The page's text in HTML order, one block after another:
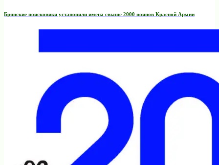
Брянские поисковики установили имена свыше 2000 воинов Красной Армии